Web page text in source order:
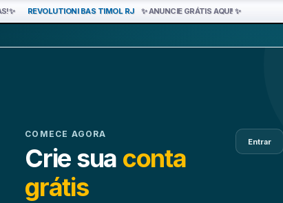
premium.
COMECE AGORA
Crie sua conta
grátis
Entrar
REVOLUTIONI BAS TIMOL RJ ✨ ANUNCIE GRÁTIS AQUI! ✨